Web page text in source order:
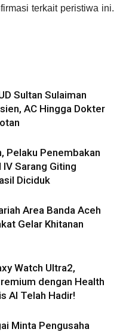
terkait peristiwa ini.
Sultan Sulaiman
AC Hingga Dokter
Pelaku Penembakan
Sarang Giting
Diciduk
Area Banda Aceh
Gelar Khitanan
Watch Ultra2,
dengan Health
AI Telah Hadir!
Minta Pengusaha